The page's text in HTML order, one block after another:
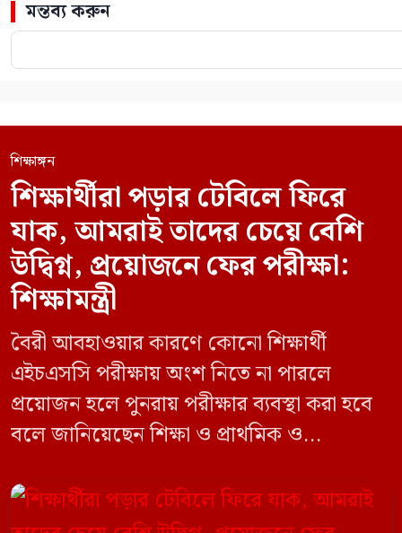
মন্তব্য করুন
শিক্ষাঙ্গন
শিক্ষার্থীরা পড়ার টেবিলে ফিরে
যাক, আমরাই তাদের চেয়ে বেশি
উদ্বিগ্ন, প্রয়োজনে ফের পরীক্ষা:
শিক্ষামন্ত্রী
বৈরী আবহাওয়ার কারণে কোনো শিক্ষার্থী
এইচএসসি পরীক্ষায় অংশ নিতে না পারলে
প্রয়োজন হলে পুনরায় পরীক্ষার ব্যবস্থা করা হবে
বলে জানিয়েছেন শিক্ষা ও প্রাথমিক ও
তিনি শিক্ষার্থীদের আন্দোলন না করে পড়াশোনায়